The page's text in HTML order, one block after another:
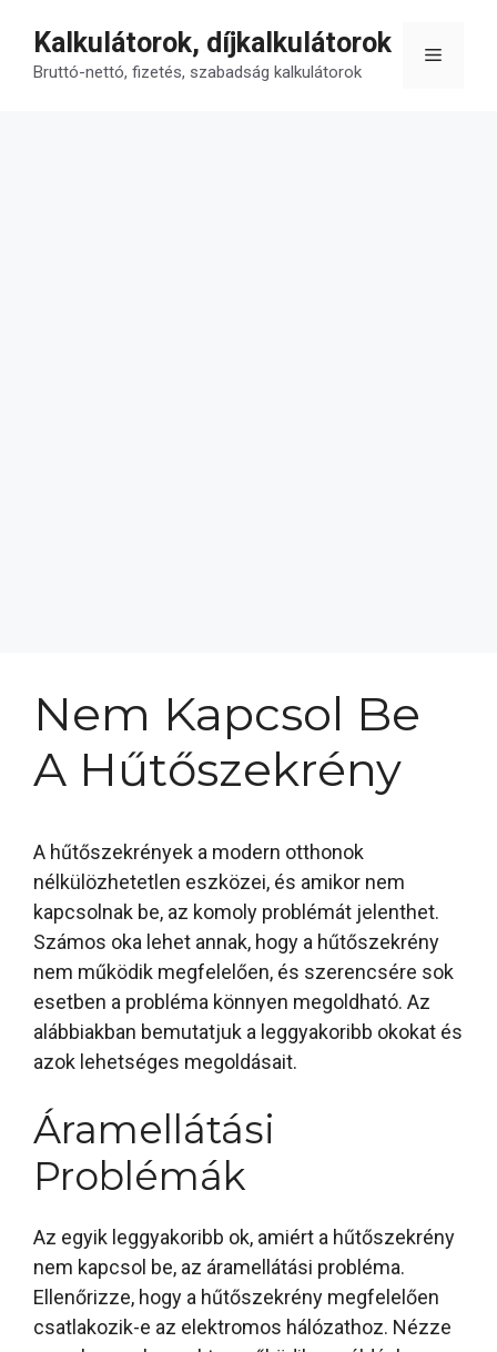
tartalomba
Kalkulátorok, díjkalkulátorok
Bruttó-nettó, fizetés, szabadság kalkulátorok
Menü
Nem Kapcsol Be
A Hűtőszekrény
A hűtőszekrények a modern otthonok
nélkülözhetetlen eszközei, és amikor nem
kapcsolnak be, az komoly problémát jelenthet.
Számos oka lehet annak, hogy a hűtőszekrény
nem működik megfelelően, és szerencsére sok
esetben a probléma könnyen megoldható. Az
alábbiakban bemutatjuk a leggyakoribb okokat és
azok lehetséges megoldásait.
Áramellátási
Problémák
Az egyik leggyakoribb ok, amiért a hűtőszekrény
nem kapcsol be, az áramellátási probléma.
Ellenőrizze, hogy a hűtőszekrény megfelelően
csatlakozik-e az elektromos hálózathoz. Nézze